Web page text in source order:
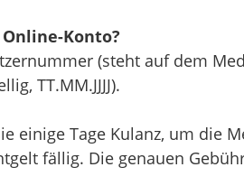
Konto?
(steht auf dem
TT.MM.JJJJ).
einige Tage Kulanz, um die
fällig. Die genauen